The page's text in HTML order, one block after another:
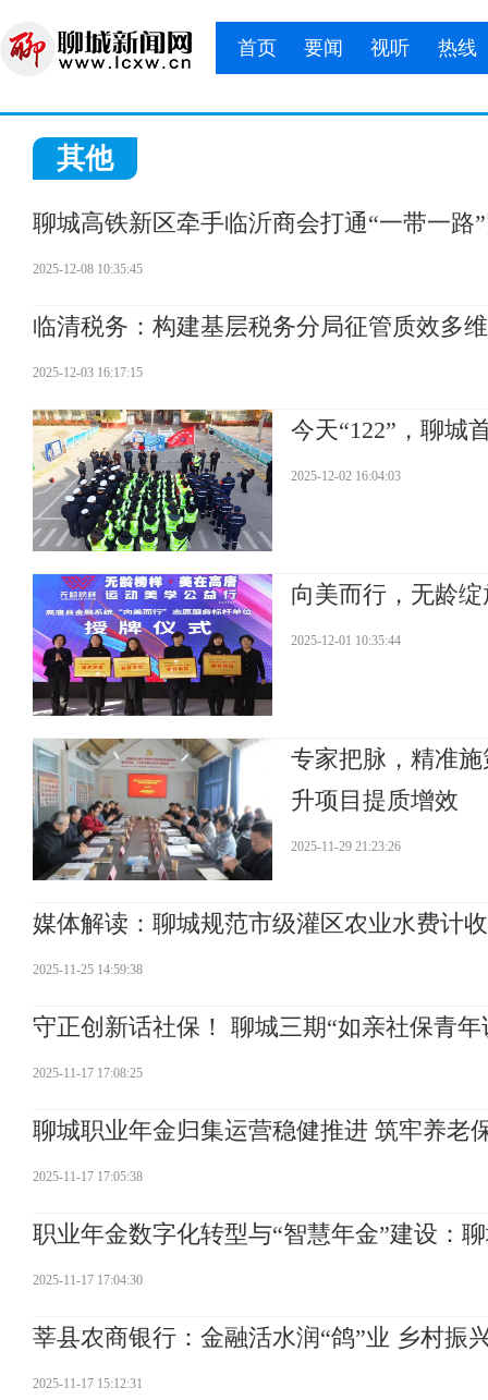
首页 要闻 视听 热线
其他
聊城高铁新区牵手临沂商会打通“一带一
2025-12-08 10:35:45
临清税务：构建基层税务分局征管质效多
2025-12-03 16:17:15
今天“122”，聊城
2025-12-02 16:04:03
向美而行，无龄
2025-12-01 10:35:44
专家把脉，精准
升项目提质增效
2025-11-29 21:23:26
媒体解读：聊城规范市级灌区农业水费计
2025-11-25 14:59:38
守正创新话社保！ 聊城三期“如亲社保青
2025-11-17 17:08:25
聊城职业年金归集运营稳健推进 筑牢养老
2025-11-17 17:05:38
职业年金数字化转型与“智慧年金”建设：
2025-11-17 17:04:30
莘县农商银行：金融活水润“鸽”业 乡村振
2025-11-17 15:12:31